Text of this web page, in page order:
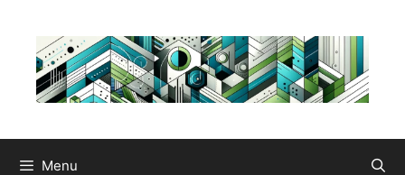
contenu
Menu